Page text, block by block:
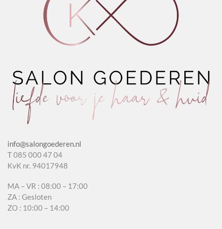
info@salongoederen.nl
T 085 000 47 04
KvK nr. 94017948
MA – VR : 08:00 – 17:00
ZA : Gesloten
ZO : 10:00 – 14:00